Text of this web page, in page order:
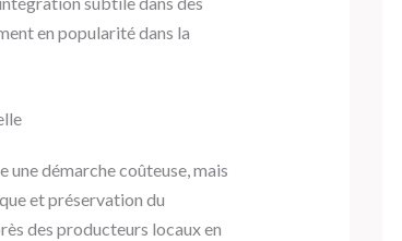
en popularité dans la
démarche coûteuse, mais
et préservation du
des producteurs locaux en